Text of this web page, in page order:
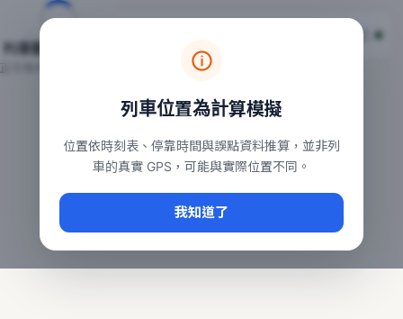
台鐵列車即時位置地圖
本頁顯示目前全台鐵運行中的列車位置，涵蓋自強、普悠瑪、
常用查詢：
、台中車站即時動態
台鐵即時動態
列車位置為計算模擬
位置依時刻表、停靠時間與誤點資料推算，並非列
車的真實 GPS，可能與實際位置不同。
我知道了
列車動態載入中…